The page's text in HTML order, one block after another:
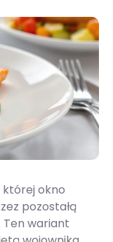
okno
pozostałą
Ten wariant